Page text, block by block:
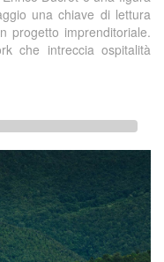
una chiave di lettura
progetto imprenditoriale.
che intreccia ospitalità